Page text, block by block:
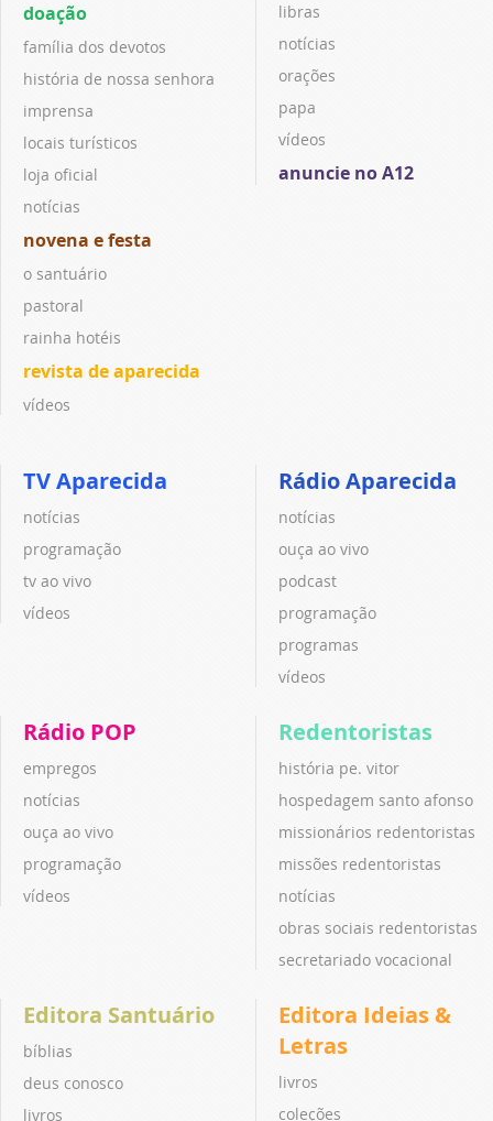
doação
família dos devotos
história de nossa senhora
imprensa
locais turísticos
loja oficial
notícias
novena e festa
o santuário
pastoral
rainha hotéis
revista de aparecida
vídeos
libras
notícias
orações
papa
vídeos
anuncie no A12
TV Aparecida
notícias
programação
tv ao vivo
vídeos
Rádio Aparecida
notícias
ouça ao vivo
podcast
programação
programas
vídeos
Rádio POP
empregos
notícias
ouça ao vivo
programação
vídeos
Redentoristas
história pe. vitor
hospedagem santo afonso
missionários redentoristas
missões redentoristas
notícias
obras sociais redentoristas
secretariado vocacional
Editora Santuário
bíblias
deus conosco
livros
Editora Ideias &
Letras
livros
coleções